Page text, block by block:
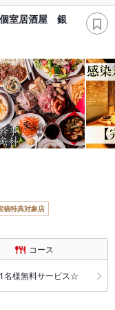
室居酒屋 銀
稿特典対象店
コース
名様無料サービス☆